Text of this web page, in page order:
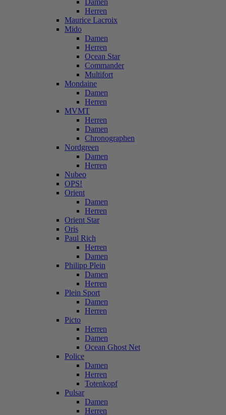
Damen
Herren
Maurice Lacroix
Mido
Damen
Herren
Ocean Star
Commander
Multifort
Mondaine
Damen
Herren
MVMT
Herren
Damen
Chronographen
Nordgreen
Damen
Herren
Nubeo
OPS!
Orient
Damen
Herren
Orient Star
Oris
Paul Rich
Herren
Damen
Philipp Plein
Damen
Herren
Plein Sport
Damen
Herren
Picto
Herren
Damen
Ocean Ghost Net
Police
Damen
Herren
Totenkopf
Pulsar
Damen
Herren